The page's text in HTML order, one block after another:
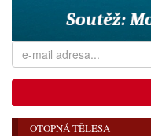
OTOPNÁ TĚLESA